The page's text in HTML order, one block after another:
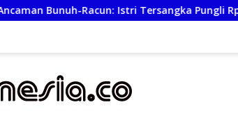
Tersangka Pungli Rp80 Juta Diperiksa,